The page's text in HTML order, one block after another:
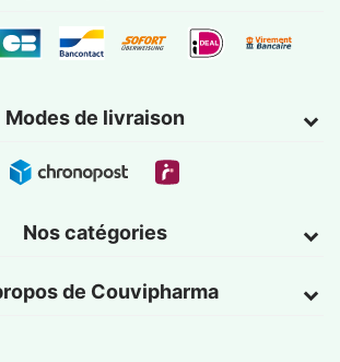
Modes de livraison
Nos catégories
de Couvipharma